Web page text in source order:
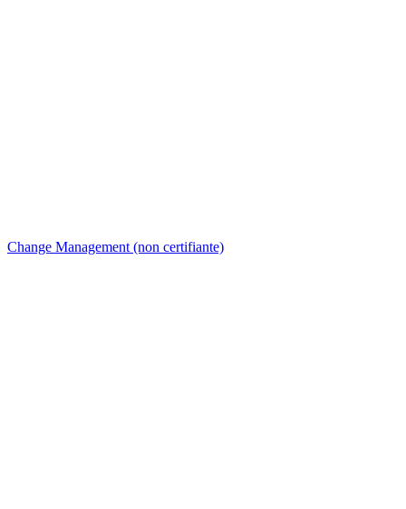
Change Management (non certifiante)